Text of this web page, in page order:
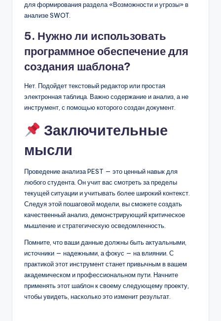
для формирования раздела «Возможности и угрозы» в
анализе SWOT.
5. Нужно ли использовать
программное обеспечение для
создания шаблона?
Нет. Подойдет текстовый редактор или простая
электронная таблица. Важно содержание и анализ, а не
инструмент, с помощью которого создан документ.
Заключительные
мысли
Проведение анализа PEST — это ценный навык для
любого студента. Он учит вас смотреть за пределы
текущей ситуации и учитывать более широкий контекст.
Следуя этой пошаговой модели, вы сможете создать
качественный анализ, демонстрирующий критическое
мышление и стратегическую осведомленность.
Помните, что ваши данные должны быть актуальными,
источники — надежными, а фокус — на влиянии. С
практикой этот инструмент станет привычным в вашем
академическом и профессиональном пути. Начните
применять этот шаблон к своему следующему проекту,
чтобы увидеть, насколько это изменит результат.